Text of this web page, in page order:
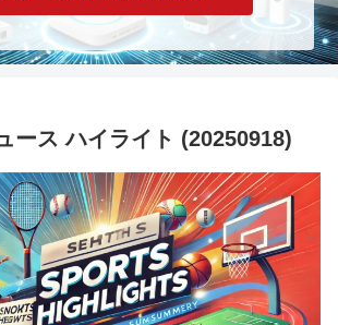
ース ハイライト (20250918)